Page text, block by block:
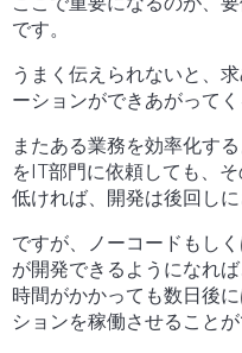
です。
うまく伝えられないと、
ーションができあがってく
またある業務を効率化す
をIT部門に依頼しても、
低ければ、開発は後回し
ですが、ノーコードもし
が開発できるようになれ
時間がかかっても数日後
ションを稼働させることが